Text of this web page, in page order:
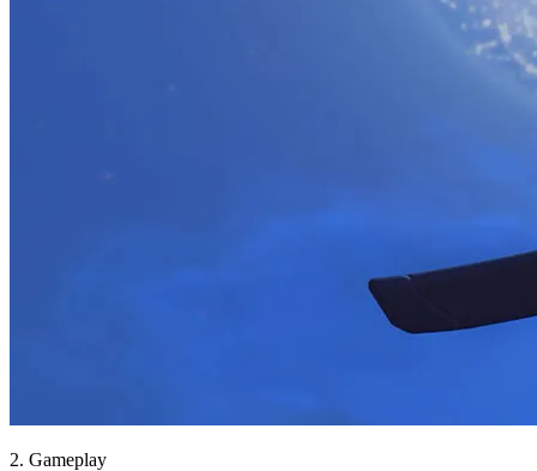
2. Gameplay